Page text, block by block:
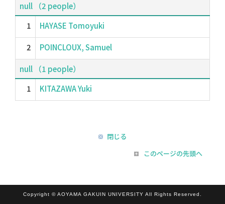
null （2 people）
1
HAYASE Tomoyuki
2 POINCLOUX, Samuel
null （1 people）
1
KITAZAWA Yuki
閉じる
このページの先頭へ
Copyright © AOYAMA GAKUIN UNIVERSITY All Rights Reserved.